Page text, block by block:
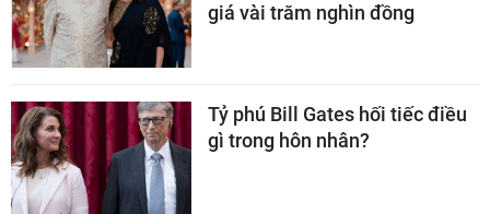
giá vài trăm nghìn đồng
Tỷ phú Bill Gates hối tiếc điều
gì trong hôn nhân?